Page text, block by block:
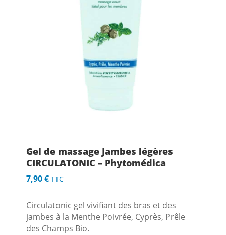
Gel de massage Jambes légères
CIRCULATONIC – Phytomédica
7,90€ TTC
Circulatonic gel vivifiant des bras et des
jambes à la Menthe Poivrée, Cyprès, Prêle
des Champs Bio.